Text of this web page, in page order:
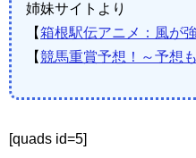
姉妹サイトより
【箱根駅伝アニメ：風が
【競馬重賞予想！～予想
[quads id=5]